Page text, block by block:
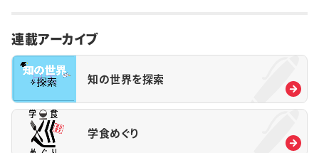
連載アーカイブ
知の世界を探索
学食めぐり